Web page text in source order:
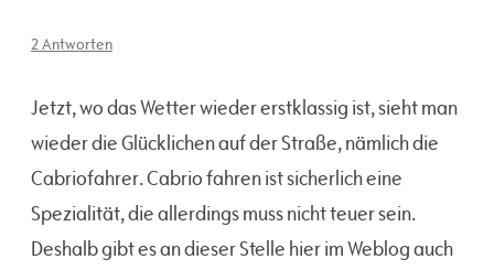
2 Antworten
Jetzt, wo das Wetter wieder erstklassig ist, sieht man
wieder die Glücklichen auf der Straße, nämlich die
Cabriofahrer. Cabrio fahren ist sicherlich eine
Spezialität, die allerdings muss nicht teuer sein.
Deshalb gibt es an dieser Stelle hier im Weblog auch